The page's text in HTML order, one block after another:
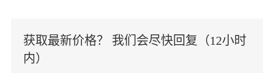
获取最新价格？ 我们会尽快回复（12小时
内）